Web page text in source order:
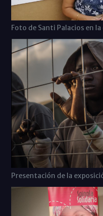
Foto de Santi Palacios en
Presentación de la